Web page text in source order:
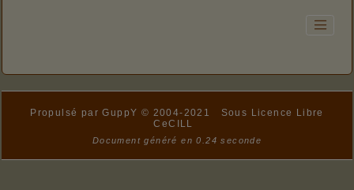
Propulsé par GuppY © 2004-2021
Sous Licence Libre
CeCILL
Document généré en 0.24 seconde